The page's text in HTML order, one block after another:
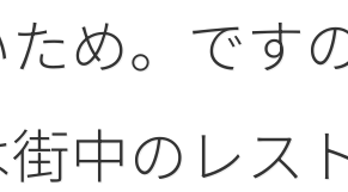
め。です
街中のレス